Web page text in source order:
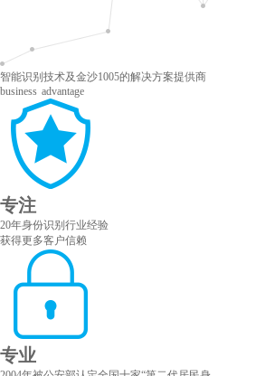
智能识别技术及金沙1005的解决方案提供商
business advantage
专注
20年身份识别行业经验
获得更多客户信赖
专业